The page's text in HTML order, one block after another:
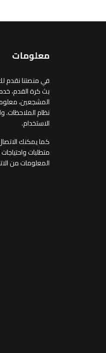
معلومات
في منصتنا نقدم
بث كرة القدم،
المشجعين،
نظام الملاحظات.
الاستخدام.
كما يمكنك
متطلبات
المعلومات من